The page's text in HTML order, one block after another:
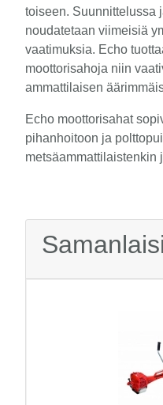
toiseen. Suunnittelussa
noudatetaan viimeisiä
vaatimuksia. Echo
moottorisahoja niin
ammattilaisen
Echo moottorisahat
pihanhoitoon ja
metsäammattilaistenkin